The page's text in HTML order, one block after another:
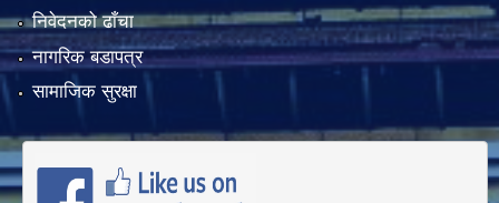
निवेदनको ढाँचा
नागरिक बडापत्र
सामाजिक सुरक्षा